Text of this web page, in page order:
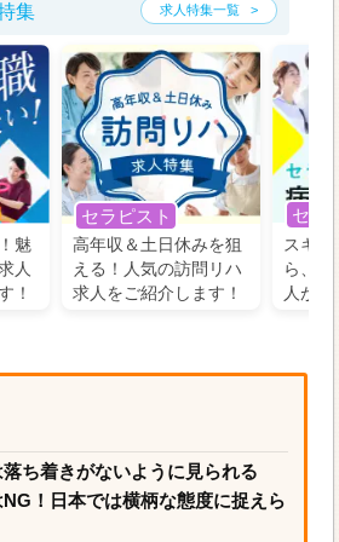
集 求人特集一覧
魅
人
！
セラピスト
高年収＆土日休みを狙
える！人気の訪問リハ
求人をご紹介します！
セラ
スキ
ら、
人が
ち着きがないように見られる
！日本では横柄な態度に捉えら